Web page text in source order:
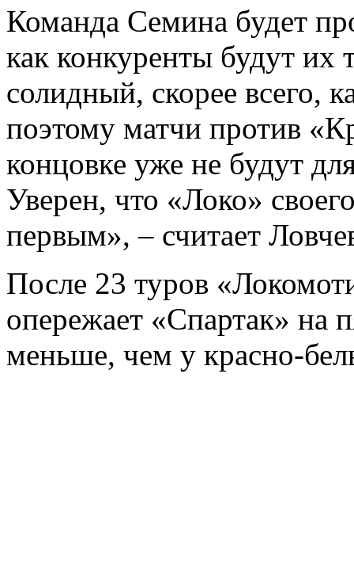
Команда Семина будет
как конкуренты будут их
солидный, скорее всего,
поэтому матчи против
концовке уже не будут
Уверен, что «Локо»
первым», – считает
После 23 туров
опережает «Спартак» на
меньше, чем у красно-